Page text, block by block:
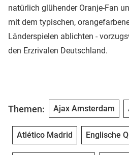
natürlich glühender Oranje-Fan
mit dem typischen,
Länderspielen ablichten -
den Erzrivalen Deutschland.
Themen: Ajax Amsterdam
Atlético Madrid Englische